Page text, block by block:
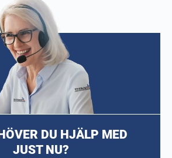
DU HJÄLP MED
JUST NU?